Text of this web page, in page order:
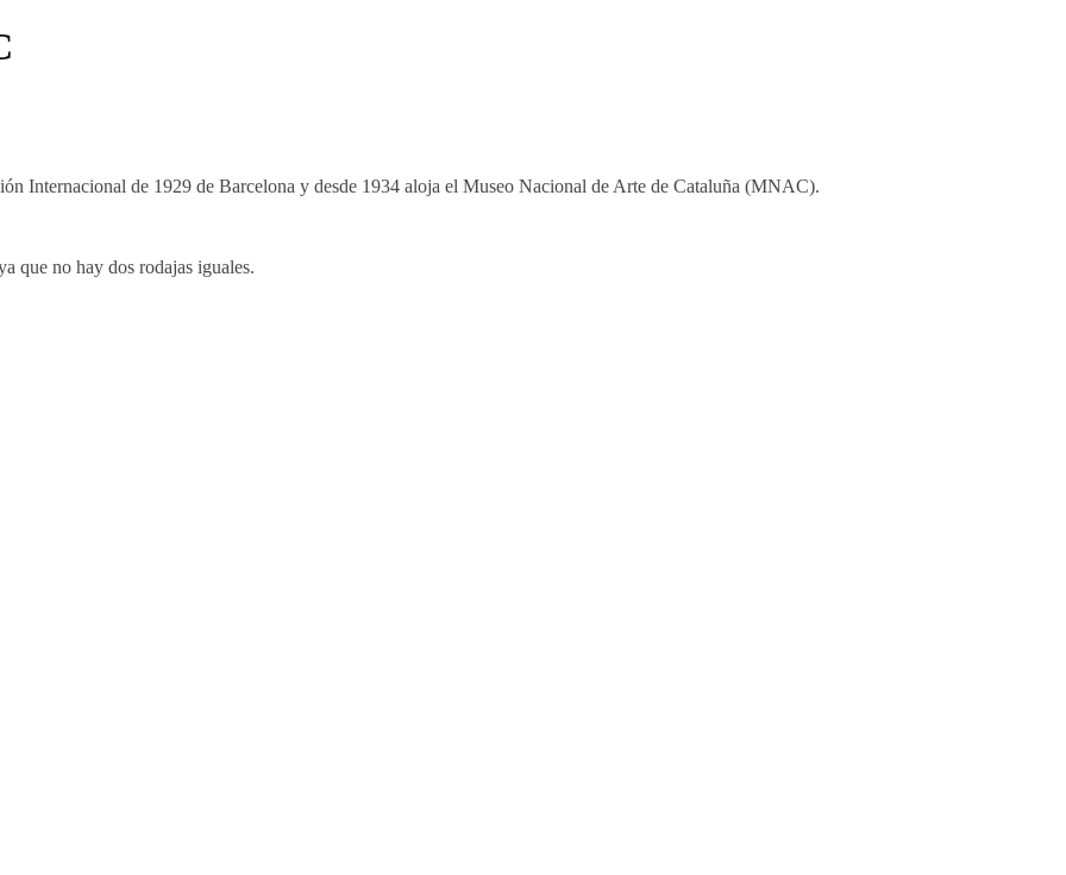
Internacional de 1929 de Barcelona y desde 1934 aloja el Museo Nacional de Arte de Cataluña (MNAC).
que no hay dos rodajas iguales.